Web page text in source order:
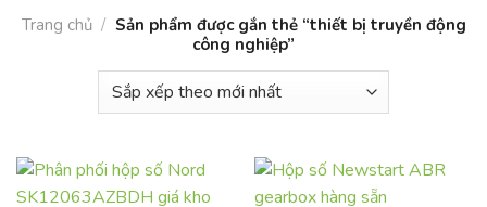
Trang chủ / Sản phẩm được gắn thẻ “thiết bị truyền động
công nghiệp”